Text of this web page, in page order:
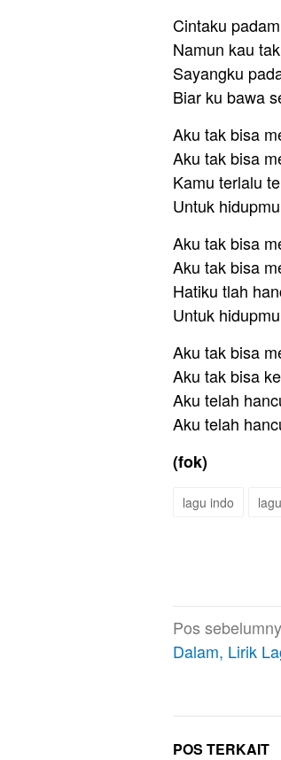
Cintaku
Namun kau
Sayangku
Biar ku bawa
Aku tak bisa
Aku tak bisa
Kamu terlalu
Untuk
Aku tak bisa
Aku tak bisa
Hatiku tlah
Untuk
Aku tak bisa
Aku tak bisa
Aku telah
Aku telah
(fok)
lagu indo
Navigasi
pos
Pos
Dalam, Lirik
POS TERKAIT